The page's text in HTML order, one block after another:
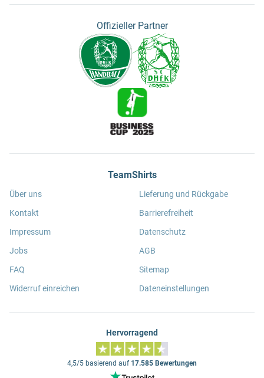
Offizieller Partner
TeamShirts
Über uns
Kontakt
Impressum
Jobs
FAQ
Widerruf einreichen
Lieferung und Rückgabe
Barrierefreiheit
Datenschutz
AGB
Sitemap
Dateneinstellungen
Hervorragend
4,5/5 basierend auf 17.585 Bewertungen